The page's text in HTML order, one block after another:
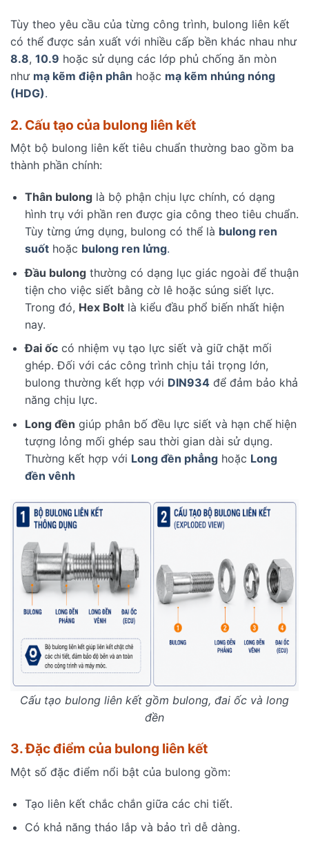
Tùy theo yêu cầu của từng công trình, bulong liên kết
có thể được sản xuất với nhiều cấp bền khác nhau như
8.8, 10.9 hoặc sử dụng các lớp phủ chống ăn mòn
như mạ kẽm điện phân hoặc mạ kẽm nhúng nóng
(HDG).
2. Cấu tạo của bulong liên kết
Một bộ bulong liên kết tiêu chuẩn thường bao gồm ba
thành phần chính:
Thân bulonglà bộ phận chịu lực chính, có dạng
hình trụ với phần ren được gia công theo tiêu chuẩn.
Tùy từng ứng dụng, bulong có thể là bulong ren
suốthoặc bulong ren lửng.
Đầu bulongthường có dạng lục giác ngoài để thuận
tiện cho việc siết bằng cờ lê hoặc súng siết lực.
Trong đó, Hex Boltlà kiểu đầu phổ biến nhất hiện
nay.
Đai ốccó nhiệm vụ tạo lực siết và giữ chặt mối
ghép. Đối với các công trình chịu tải trọng lớn,
bulong thường kết hợp với DIN934 để đảm bảo khả
năng chịu lực.
Long đền giúp phân bố đều lực siết và hạn chế hiện
tượng lỏng mối ghép sau thời gian dài sử dụng.
Thường kết hợp với Long đền phẳnghoặc Long
đền vênh
Cấu tạo bulong liên kết gồm bulong, đai ốc và long
đền
3. Đặc điểm của bulong liên kết
Một số đặc điểm nổi bật của bulong gồm:
Tạo liên kết chắc chắn giữa các chi tiết.
Có khả năng tháo lắp và bảo trì dễ dàng.